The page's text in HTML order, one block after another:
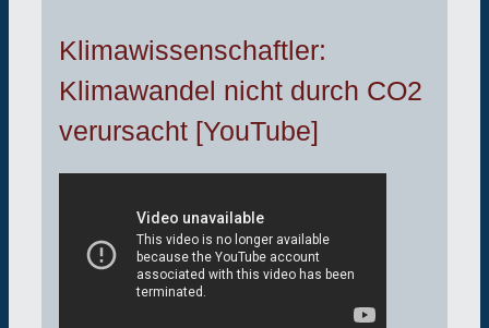
Klimawissenschaftler:
Klimawandel nicht durch CO2
verursacht [YouTube]